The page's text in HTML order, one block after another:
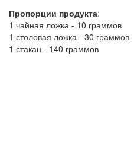
Пропорции продукта:
1 чайная ложка - 10 граммов
1 столовая ложка - 30 граммов
1 стакан - 140 граммов